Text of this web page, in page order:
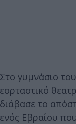
Στο γυμνάσιο
εορταστικό
διάβασε το
ενός Εβραίου